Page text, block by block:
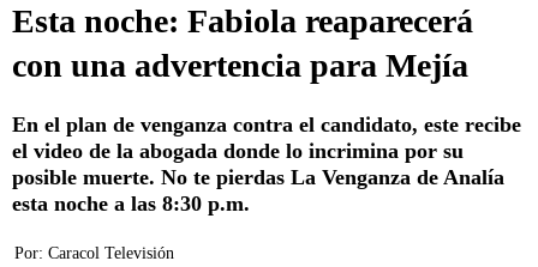
Esta noche: Fabiola reaparecerá
con una advertencia para Mejía
En el plan de venganza contra el candidato, este recibe
el video de la abogada donde lo incrimina por su
posible muerte. No te pierdas La Venganza de Analía
esta noche a las 8:30 p.m.
Por: Caracol Televisión